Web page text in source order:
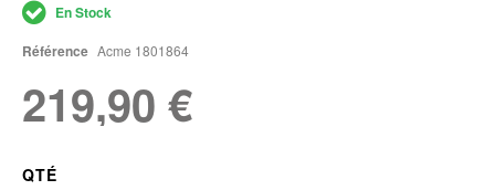
imagesEn Stock
Référence Acme 1801864
219,90 €
QTÉ